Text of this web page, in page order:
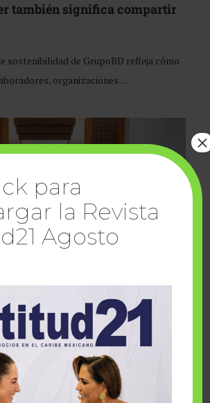
también significa compartir
sostenibilidad de GrupoBD refleja cómo
organizaciones …
inspira; cumplen
Mayakoba y Make-A-Wish
para
la Revista
Agosto
×